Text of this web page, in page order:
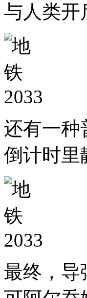
与人类开
还有一种
倒计时里
最终，导